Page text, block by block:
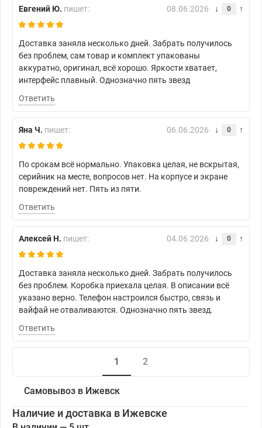
Евгений Ю. пишет: 08.06.2026 0
Доставка заняла несколько дней. Забрать получилось
без проблем, сам товар и комплект упакованы
аккуратно, оригинал, всё хорошо. Яркости хватает,
интерфейс плавный. Однозначно пять звезд
Ответить
Яна Ч. пишет: 06.06.2026 0
По срокам всё нормально. Упаковка целая, не вскрытая,
серийник на месте, вопросов нет. На корпусе и экране
повреждений нет. Пять из пяти.
Ответить
Алексей Н. пишет: 04.06.2026 0
Доставка заняла несколько дней. Забрать получилось
без проблем. Коробка приехала целая. В описании всё
указано верно. Телефон настроился быстро, связь и
вайфай не отваливаются. Однозначно пять звезд.
Ответить
1 2
Самовывоз в Ижевск
Наличие и доставка в Ижевске